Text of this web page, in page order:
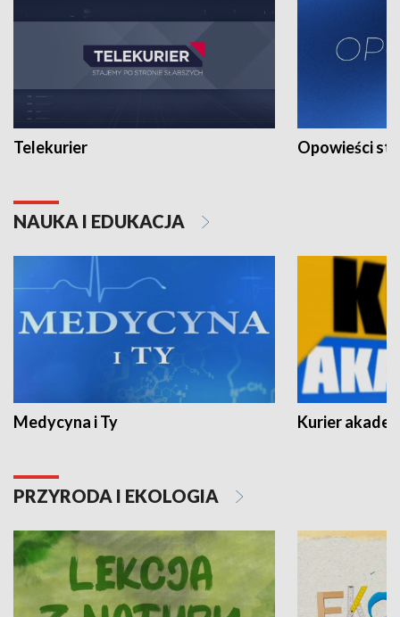
Telekurier Opowieści
NAUKA I EDUKACJA
Medycyna i Ty Kurier
PRZYRODA I EKOLOGIA